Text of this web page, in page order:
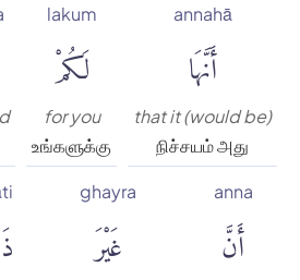
annahā
أَنَّهَا
that it (would be)
நிச்சயம் அது
lakum
لَكُمْ
for you
உங்களுக்கு
anna
أَنَّ
ghayra
غَيْرَ